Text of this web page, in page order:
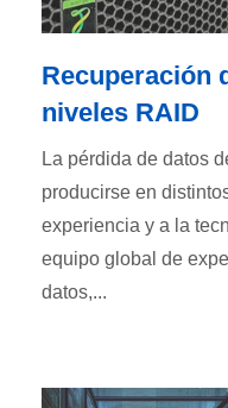
Recuperación
niveles RAID
La pérdida de datos
producirse en
experiencia y a la
equipo global de
datos,...